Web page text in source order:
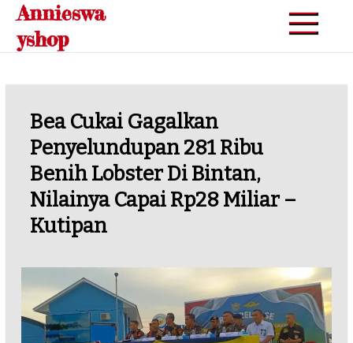
Skip
content
Annieswa
yshop
Bea Cukai Gagalkan
Penyelundupan 281 Ribu
Benih Lobster Di Bintan,
Nilainya Capai Rp28 Miliar –
Kutipan